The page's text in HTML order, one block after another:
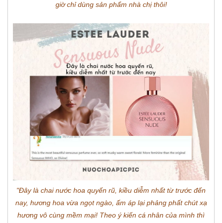
giờ chỉ dùng sản phẩm nhà chị thôi!
"Đây là chai nước hoa quyến rũ, kiều diễm nhất từ trước đến
nay, hương hoa vừa ngọt ngào, ấm áp lại phảng phất chút xạ
hương vô cùng mềm mại! Theo ý kiến cá nhân của mình thì